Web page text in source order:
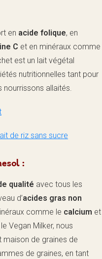
en acide folique, en
C et en minéraux comme
est un lait végétal
nutritionnelles tant pour
nourrissons allaités.
de riz sans sucre
:
qualité avec tous les
d’acides gras non
comme le calcium et
Vegan Milker, nous
maison de graines de
de graines, en tant